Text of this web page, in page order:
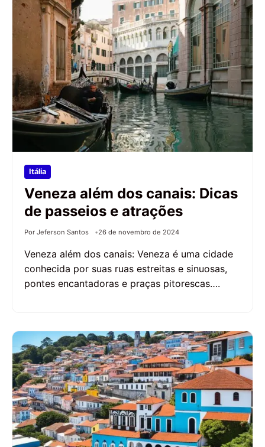
Itália
Veneza além dos canais: Dicas
de passeios e atrações
Por Jeferson Santos 26 de novembro de 2024
Veneza além dos canais: Veneza é uma cidade
conhecida por suas ruas estreitas e sinuosas,
pontes encantadoras e praças pitorescas….